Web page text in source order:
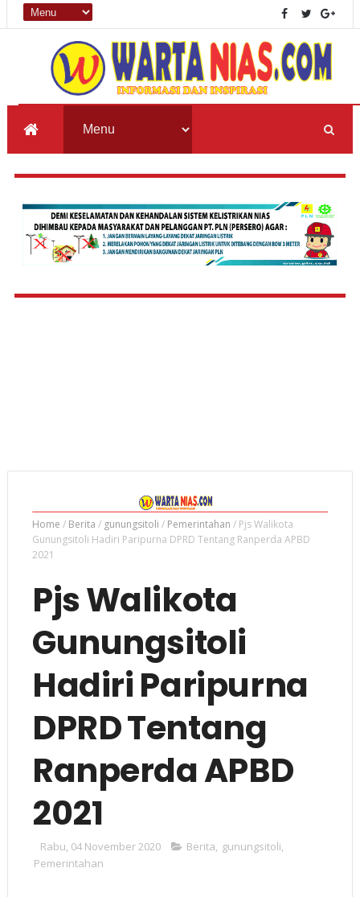
Home / Berita / gunungsitoli / Pemerintahan / Pjs Walikota
Gunungsitoli Hadiri Paripurna DPRD Tentang Ranperda APBD
2021
Pjs Walikota
Gunungsitoli
Hadiri Paripurna
DPRD Tentang
Ranperda APBD
2021
Rabu, 04 November 2020 Berita, gunungsitoli,
Pemerintahan